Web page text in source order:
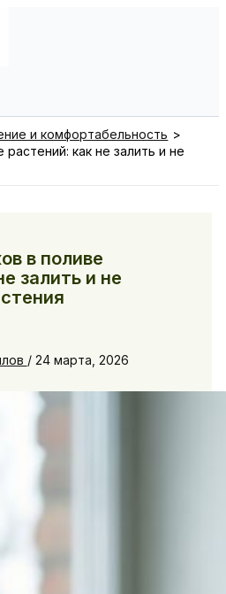
и комфортабельность
как не залить и не
в поливе
залить и не
/ 24 марта, 2026